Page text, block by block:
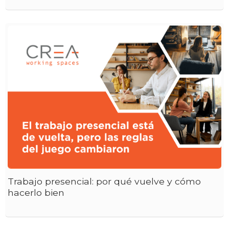
Trabajo presencial: por qué vuelve y cómo
hacerlo bien